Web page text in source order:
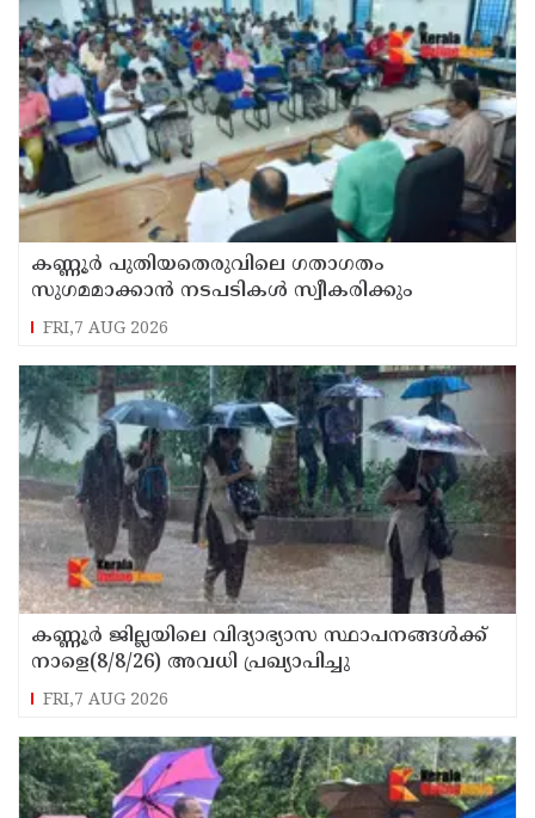
കണ്ണൂർ പുതിയതെരുവിലെ ഗതാഗതം
സുഗമമാക്കാന്‍ നടപടികള്‍ സ്വീകരിക്കും
FRI,7 AUG 2026
കണ്ണൂർ ജില്ലയിലെ വിദ്യാഭ്യാസ സ്ഥാപനങ്ങള്‍ക്ക്
നാളെ(8/8/26) അവധി പ്രഖ്യാപിച്ചു
FRI,7 AUG 2026